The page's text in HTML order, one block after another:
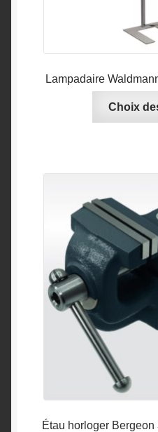
Lampadaire
Choix
Étau horloger